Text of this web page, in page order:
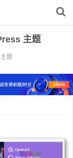
主题
题